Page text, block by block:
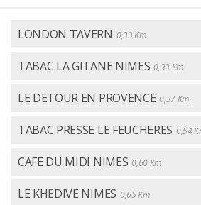
LONDON TAVERN 0,33 Km
TABAC LA GITANE NIMES 0,33 Km
LE DETOUR EN PROVENCE 0,37 Km
TABAC PRESSE LE FEUCHERES 0,54
CAFE DU MIDI NIMES 0,60 Km
LE KHEDIVE NIMES 0,65 Km